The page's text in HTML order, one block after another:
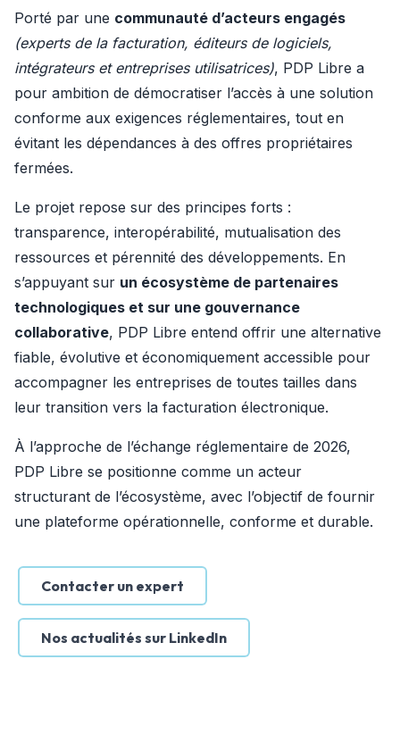
Porté par une communauté d’acteurs engagés
(experts de la facturation, éditeurs de logiciels,
intégrateurs et entreprises utilisatrices), PDP Libre a
pour ambition de démocratiser l’accès à une solution
conforme aux exigences réglementaires, tout en
évitant les dépendances à des offres propriétaires
fermées.
Le projet repose sur des principes forts :
transparence, interopérabilité, mutualisation des
ressources et pérennité des développements. En
s’appuyant sur un écosystème de partenaires
technologiques et sur une gouvernance
collaborative, PDP Libre entend offrir une alternative
fiable, évolutive et économiquement accessible pour
accompagner les entreprises de toutes tailles dans
leur transition vers la facturation électronique.
À l’approche de l’échange réglementaire de 2026,
PDP Libre se positionne comme un acteur
structurant de l’écosystème, avec l’objectif de fournir
une plateforme opérationnelle, conforme et durable.
Contacter un expert
Nos actualités sur LinkedIn